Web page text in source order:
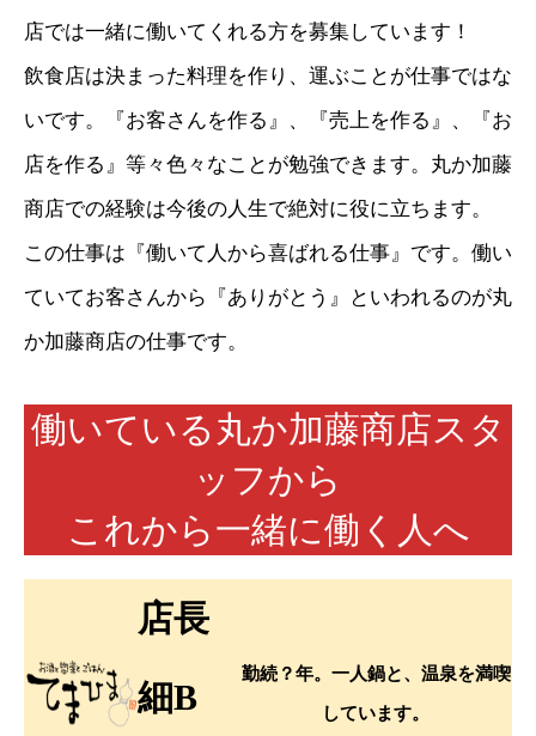
店では一緒に働いてくれる方を募集しています！
飲食店は決まった料理を作り、運ぶことが仕事ではな
いです。『お客さんを作る』、『売上を作る』、『お
店を作る』等々色々なことが勉強できます。丸か加藤
商店での経験は今後の人生で絶対に役に立ちます。
この仕事は『働いて人から喜ばれる仕事』です。働い
ていてお客さんから『ありがとう』といわれるのが丸
か加藤商店の仕事です。
働いている丸か加藤商店スタ
ッフから
これから一緒に働く人へ
店長
細B
勤続？年。一人鍋と、温泉を満喫
しています。